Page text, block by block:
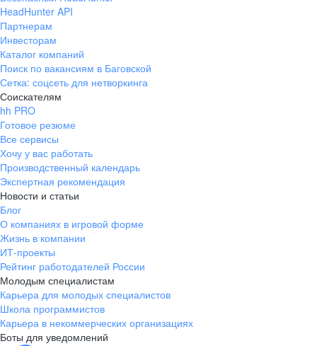
HeadHunter API
Партнерам
Инвесторам
Каталог компаний
Поиск по вакансиям в Баговской
Сетка: соцсеть для нетворкинга
Соискателям
hh PRO
Готовое резюме
Все сервисы
Хочу у вас работать
Производственный календарь
Экспертная рекомендация
Новости и статьи
Блог
О компаниях в игровой форме
Жизнь в компании
ИТ-проекты
Рейтинг работодателей России
Молодым специалистам
Карьера для молодых специалистов
Школа программистов
Карьера в некоммерческих организациях
Боты для уведомлений